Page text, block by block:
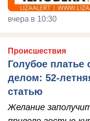
вчера в 10:30
Происшествия
Голубое
делом: 52-
статью
Желание